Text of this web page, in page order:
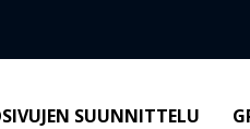
SUUNNITTELU